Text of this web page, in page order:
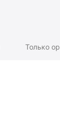
Только